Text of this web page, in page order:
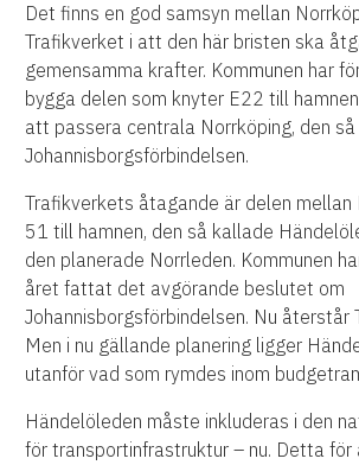
Det finns en god samsyn mellan
Trafikverket i att den här bristen ska
gemensamma krafter. Kommunen har
bygga delen som knyter E22 till
att passera centrala Norrköping, den
Johannisborgsförbindelsen.
Trafikverkets åtagande är delen mellan
51 till hamnen, den så kallade
den planerade Norrleden. Kommunen
året fattat det avgörande beslutet om
Johannisborgsförbindelsen. Nu återstår
Men i nu gällande planering ligger
utanför vad som rymdes inom
Händelöleden måste inkluderas i den
för transportinfrastruktur – nu. Detta